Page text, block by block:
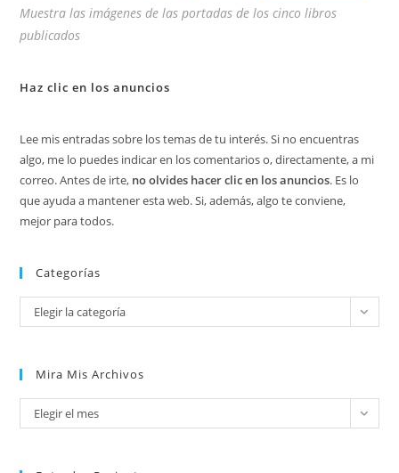
Muestra las imágenes de las portadas de los cinco libros
publicados
Haz clic en los anuncios
Lee mis entradas sobre los temas de tu interés. Si no encuentras
algo, me lo puedes indicar en los comentarios o, directamente, a mi
correo. Antes de irte, no olvides hacer clic en los anuncios. Es lo
que ayuda a mantener esta web. Si, además, algo te conviene,
mejor para todos.
Categorías
Categorías
Elegir la categoría
Mira Mis Archivos
Mira
mis
Elegir el mes